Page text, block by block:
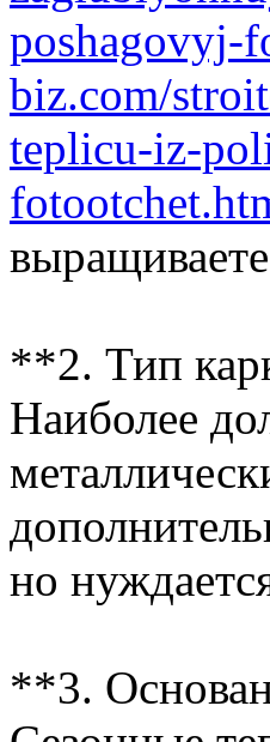
poshagovyj-
biz.com/
teplicu-iz-
**2. Тип
Наиболее
но
**3.